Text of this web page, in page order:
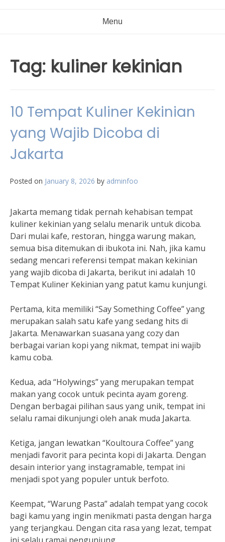
Menu
Tag: kuliner kekinian
10 Tempat Kuliner Kekinian
yang Wajib Dicoba di
Jakarta
Posted on January 8, 2026 by adminfoo
Jakarta memang tidak pernah kehabisan tempat
kuliner kekinian yang selalu menarik untuk dicoba.
Dari mulai kafe, restoran, hingga warung makan,
semua bisa ditemukan di ibukota ini. Nah, jika kamu
sedang mencari referensi tempat makan kekinian
yang wajib dicoba di Jakarta, berikut ini adalah 10
Tempat Kuliner Kekinian yang patut kamu kunjungi.
Pertama, kita memiliki “Say Something Coffee” yang
merupakan salah satu kafe yang sedang hits di
Jakarta. Menawarkan suasana yang cozy dan
berbagai varian kopi yang nikmat, tempat ini wajib
kamu coba.
Kedua, ada “Holywings” yang merupakan tempat
makan yang cocok untuk pecinta ayam goreng.
Dengan berbagai pilihan saus yang unik, tempat ini
selalu ramai dikunjungi oleh anak muda Jakarta.
Ketiga, jangan lewatkan “Koultoura Coffee” yang
menjadi favorit para pecinta kopi di Jakarta. Dengan
desain interior yang instagramable, tempat ini
menjadi spot yang populer untuk berfoto.
Keempat, “Warung Pasta” adalah tempat yang cocok
bagi kamu yang ingin menikmati pasta dengan harga
yang terjangkau. Dengan cita rasa yang lezat, tempat